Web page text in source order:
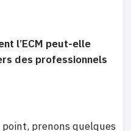
l’ECM peut-elle
des professionnels
prenons quelques